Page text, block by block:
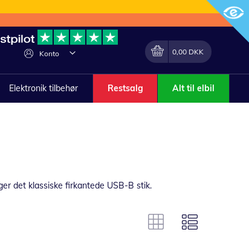
Konto
Lave
Min indkøbskurv
0,00 DKK
Elektronik tilbehør Restsalg Alt til elbil
det klassiske firkantede USB-B stik.